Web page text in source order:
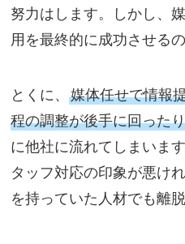
努力はします。しかし、
用を最終的に成功させる
とくに、媒体任せで情報
程の調整が後手に回った
に他社に流れてしまいま
タッフ対応の印象が悪け
を持っていた人材でも離